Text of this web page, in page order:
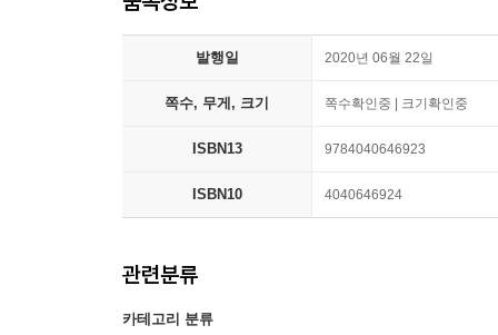
발행일 2020년 06월 22일
쪽수, 무게, 크기 쪽수확인중 | 크기확인중
ISBN13 9784040646923
ISBN10 4040646924
관련분류
카테고리 분류